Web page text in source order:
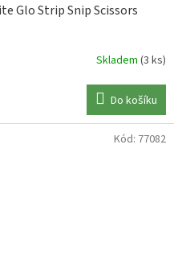
Glo Strip Snip Scissors
Skladem (3 ks)
Do košíku
Kód: 77082